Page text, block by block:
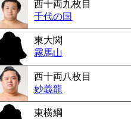
西十両九枚目
千代の国
東大関
霧馬山
西十両八枚目
妙義龍
東横綱